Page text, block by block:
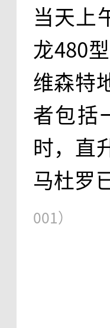
当天上
龙480
维森特
者包括
时，直
马杜罗
001）